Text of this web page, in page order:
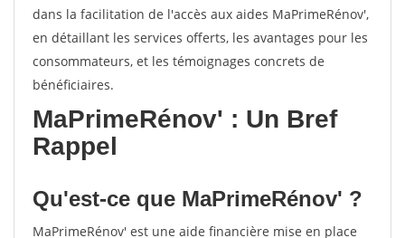
dans la facilitation de l'accès aux aides MaPrimeRénov',
en détaillant les services offerts, les avantages pour les
consommateurs, et les témoignages concrets de
bénéficiaires.
MaPrimeRénov' : Un Bref
Rappel
Qu'est-ce que MaPrimeRénov' ?
MaPrimeRénov' est une aide financière mise en place